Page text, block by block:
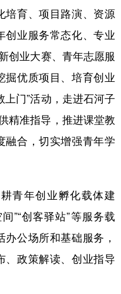
培育、项目路演、资源
创业服务常态化、专业
创业大赛、青年志愿服
掘优质项目、培育创业
上门”活动，走进石河子
精准指导，推进课堂教
融合，切实增强青年学
年创业孵化载体建
”“创客驿站”等服务载
公场所和基础服务，
、政策解读、创业指导